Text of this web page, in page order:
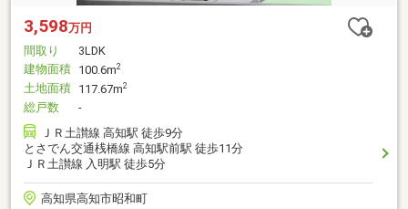
3,598万円
間取り
3LDK
建物面積 100.6m2
土地面積 117.67m2
総戸数
-
ＪＲ土讃線 高知駅 徒歩9分
とさでん交通桟橋線 高知駅前駅 徒歩11分
ＪＲ土讃線 入明駅 徒歩5分
高知県高知市昭和町